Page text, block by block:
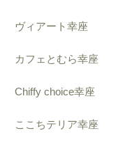
ヴィアート幸座
カフェとむら幸座
Chiffy choice幸座
ここちテリア幸座